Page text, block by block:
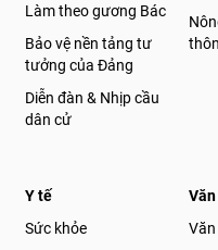
Làm theo gương Bác
Bảo vệ nền tảng tư
tưởng của Đảng
Diễn đàn & Nhịp cầu
dân cử
thôn
Y tế
Sức khỏe